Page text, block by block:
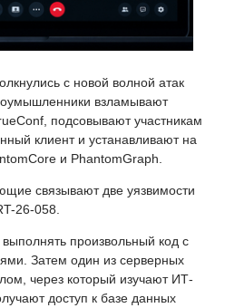
с новой волной атак
взламывают
подсовывают участникам
клиент и устанавливают на
и PhantomGraph.
связывают две уязвимости
26-058.
произвольный код с
Затем один из серверных
через который изучают ИТ-
доступ к базе данных